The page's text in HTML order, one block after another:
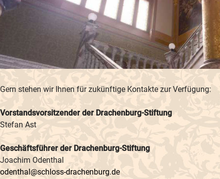
Gern stehen wir Ihnen für zukünftige Kontakte zur Verfügung:
Vorstandsvorsitzender der Drachenburg-Stiftung
Stefan Ast
Geschäftsführer der Drachenburg-Stiftung
Joachim Odenthal
odenthal@schloss-drachenburg.de